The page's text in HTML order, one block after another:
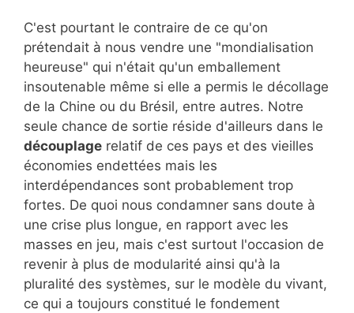
C'est pourtant le contraire de ce qu'on
prétendait à nous vendre une "mondialisation
heureuse" qui n'était qu'un emballement
insoutenable même si elle a permis le décollage
de la Chine ou du Brésil, entre autres. Notre
seule chance de sortie réside d'ailleurs dans le
découplage relatif de ces pays et des vieilles
économies endettées mais les
interdépendances sont probablement trop
fortes. De quoi nous condamner sans doute à
une crise plus longue, en rapport avec les
masses en jeu, mais c'est surtout l'occasion de
revenir à plus de modularité ainsi qu'à la
pluralité des systèmes, sur le modèle du vivant,
ce qui a toujours constitué le fondement